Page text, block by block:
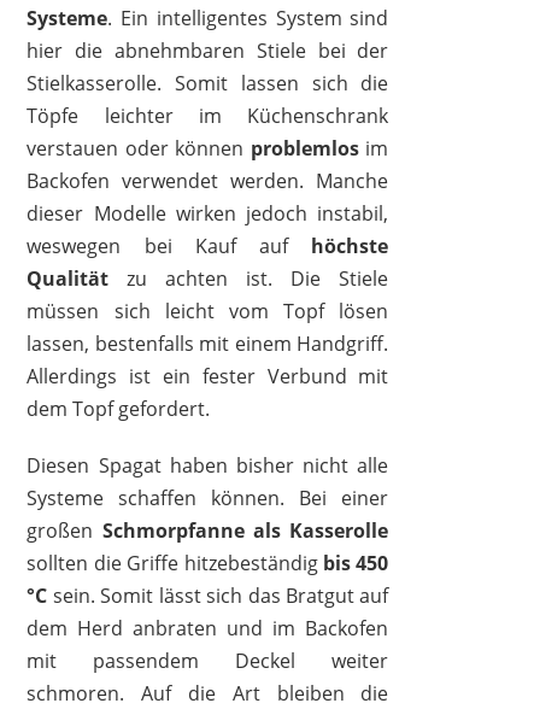
Systeme. Ein intelligentes System sind
hier die abnehmbaren Stiele bei der
Stielkasserolle. Somit lassen sich die
Töpfe leichter im Küchenschrank
verstauen oder können problemlosim
Backofen verwendet werden. Manche
dieser Modelle wirken jedoch instabil,
weswegen bei Kauf auf höchste
Qualität zu achten ist. Die Stiele
müssen sich leicht vom Topf lösen
lassen, bestenfalls mit einem Handgriff.
Allerdings ist ein fester Verbund mit
dem Topf gefordert.
Diesen Spagat haben bisher nicht alle
Systeme schaffen können. Bei einer
großen Schmorpfanne als Kasserolle
sollten die Griffe hitzebeständig bis 450
°C sein. Somit lässt sich das Bratgut auf
dem Herd anbraten und im Backofen
mit passendem Deckel weiter
schmoren. Auf die Art bleiben die